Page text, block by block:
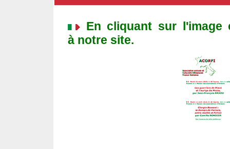
En cliquant sur l'image
à notre site.